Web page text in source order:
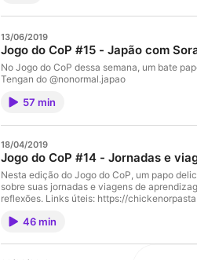
13/06/2019
Jogo do CoP #15 - Japão com
No Jogo do CoP dessa semana, um bate
Tengan do @nonormal.japao
57 min
18/04/2019
Jogo do CoP #14 - Jornadas e
Nesta edição do Jogo do CoP, um papo
sobre suas jornadas e viagens de
reflexões. Links úteis: https://
46 min